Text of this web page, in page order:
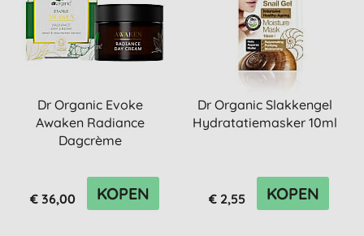
Dr Organic Evoke
Awaken Radiance
Dagcrème
€ 36,00 KOPEN
Dr Organic Slakkengel
Hydratatiemasker 10ml
€ 2,55 KOPEN